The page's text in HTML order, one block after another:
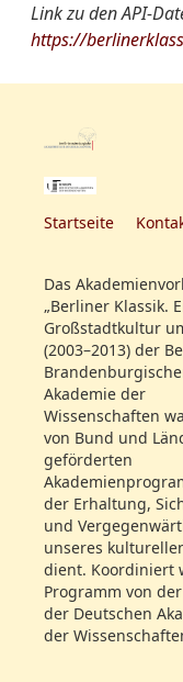
Link zu den API-
https://
Startseite
Das
„Berliner Klassik.
Großstadtkultur
(2003–2013) der
Akademie der
Wissenschaften
von Bund und
geförderten
der Erhaltung,
und
unseres
dient. Koordiniert
Programm von
der Deutschen
der